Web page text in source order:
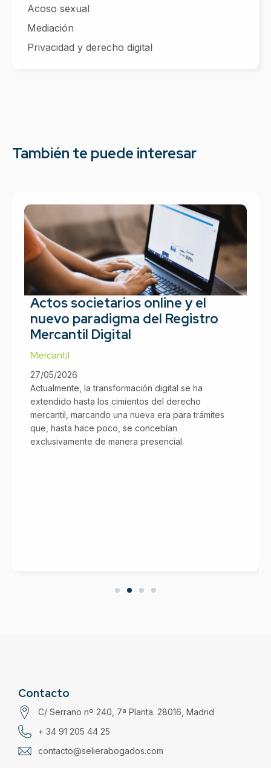
Acoso sexual
Mediación
Privacidad y derecho digital
También te puede interesar
Actos societarios online y el
nuevo paradigma del Registro
Mercantil Digital
Mercantil
27/05/2026
Actualmente, la transformación digital se ha
extendido hasta los cimientos del derecho
mercantil, marcando una nueva era para trámites
que, hasta hace poco, se concebían
exclusivamente de manera presencial.
Contacto
C/ Serrano nº 240, 7ª Planta. 28016, Madrid
+ 34 91 205 44 25
contacto@selierabogados.com